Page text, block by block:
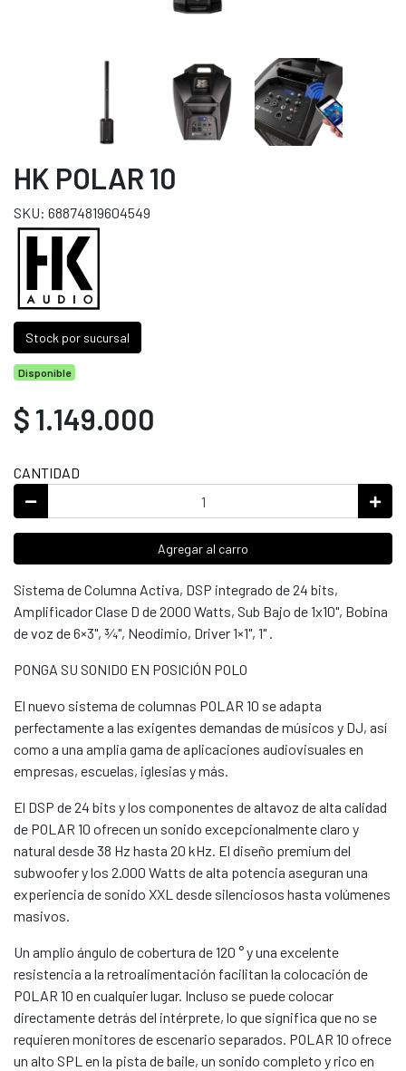
HK POLAR 10
SKU: 68874819604549
Stock por sucursal
Disponible
$ 1.149.000
CANTIDAD
Agregar al carro
Sistema de Columna Activa, DSP integrado de 24 bits,
Amplificador Clase D de 2000 Watts, Sub Bajo de 1x10", Bobina
de voz de 6×3", ¾", Neodimio, Driver 1×1", 1" .
PONGA SU SONIDO EN POSICIÓN POLO
El nuevo sistema de columnas POLAR 10 se adapta
perfectamente a las exigentes demandas de músicos y DJ, así
como a una amplia gama de aplicaciones audiovisuales en
empresas, escuelas, iglesias y más.
El DSP de 24 bits y los componentes de altavoz de alta calidad
de POLAR 10 ofrecen un sonido excepcionalmente claro y
natural desde 38 Hz hasta 20 kHz. El diseño premium del
subwoofer y los 2.000 Watts de alta potencia aseguran una
experiencia de sonido XXL desde silenciosos hasta volúmenes
masivos.
Un amplio ángulo de cobertura de 120 ° y una excelente
resistencia a la retroalimentación facilitan la colocación de
POLAR 10 en cualquier lugar. Incluso se puede colocar
directamente detrás del intérprete, lo que significa que no se
requieren monitores de escenario separados. POLAR 10 ofrece
un alto SPL en la pista de baile, un sonido completo y rico en